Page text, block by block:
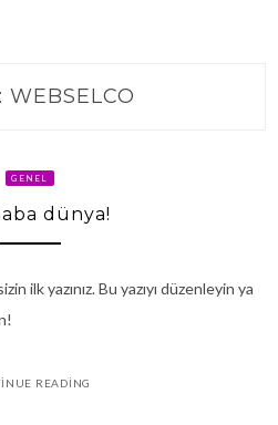
WEBSELCO
GENEL
dünya!
ilk yazınız. Bu yazıyı düzenleyin ya
READING